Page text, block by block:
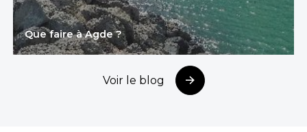
Que faire à Agde ?
Voir le blog